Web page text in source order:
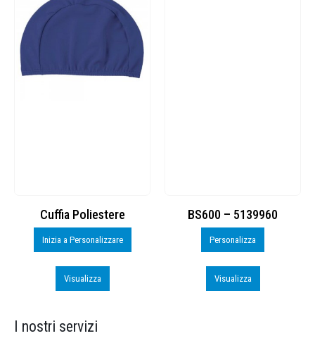
Cuffia Poliestere
Inizia a Personalizzare
Visualizza
BS600 – 5139960
Personalizza
Visualizza
I nostri servizi